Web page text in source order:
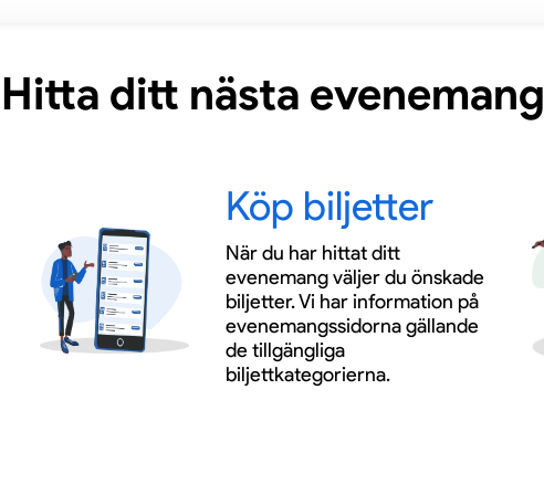
Hitta ditt nästa evenemang
Köp biljetter
När du har hittat ditt
evenemang väljer du önskade
biljetter. Vi har information på
evenemangssidorna gällande
de tillgängliga
biljettkategorierna.